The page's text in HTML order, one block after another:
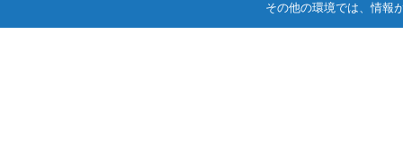
その他の環境では、情報